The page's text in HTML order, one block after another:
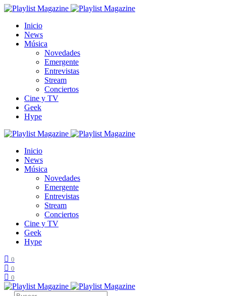
Inicio
News
Música
Novedades
Emergente
Entrevistas
Stream
Conciertos
Cine y TV
Geek
Hype
Inicio
News
Música
Novedades
Emergente
Entrevistas
Stream
Conciertos
Cine y TV
Geek
Hype
0
0
0